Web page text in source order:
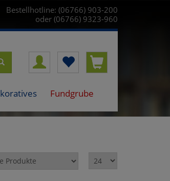
Bestellhotline: (06766) 903-200
oder (06766) 9323-960
Fundgrube